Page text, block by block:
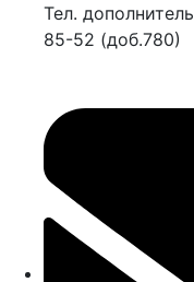
Тел.
85-52 (доб.780)